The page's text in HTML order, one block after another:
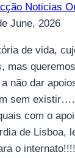
Noticias
June, 2026
de vida,
mas
não dar
sem
com o
de Lisboa,
o